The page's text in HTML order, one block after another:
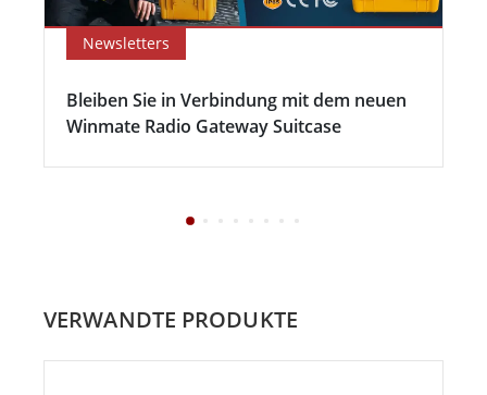
Newsletters
Bleiben Sie in Verbindung mit dem neuen
Winmate Radio Gateway Suitcase
VERWANDTE PRODUKTE